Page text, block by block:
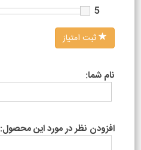
5
ثبت امتیاز
نام شما:
افزودن نظر در مورد این محصول: